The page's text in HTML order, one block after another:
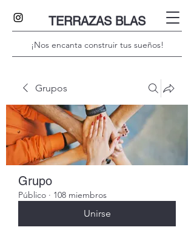
TERRAZAS BLAS
¡Nos encanta construir tus sueños!
Grupos
Grupo
Público · 108 miembros
Unirse